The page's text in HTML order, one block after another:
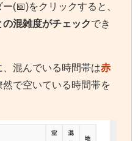
(📅)をクリックすると、
混雑度がチェックでき
、混んでいる時間帯は赤
で空いている時間帯を